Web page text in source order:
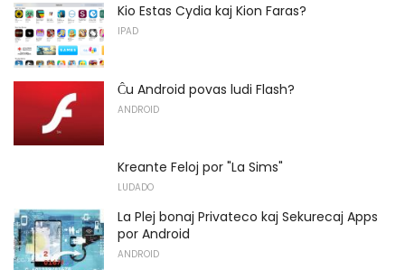
Kio Estas Cydia kaj Kion Faras?
IPAD
Ĉu Android povas ludi Flash?
ANDROID
Kreante Feloj por "La Sims"
LUDADO
La Plej bonaj Privateco kaj Sekurecaj Apps
por Android
ANDROID